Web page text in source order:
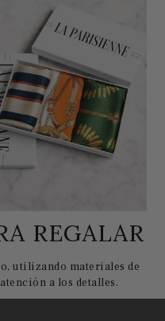
REGALAR
utilizando materiales de
a los detalles.